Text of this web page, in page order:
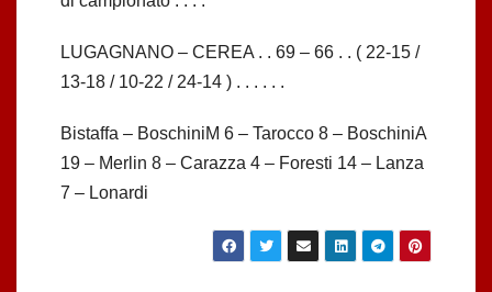
LUGAGNANO – CEREA . . 69 – 66 . . ( 22-15 /
13-18 / 10-22 / 24-14 ) . . . . . .
Bistaffa – BoschiniM 6 – Tarocco 8 – BoschiniA
19 – Merlin 8 – Carazza 4 – Foresti 14 – Lanza
7 – Lonardi